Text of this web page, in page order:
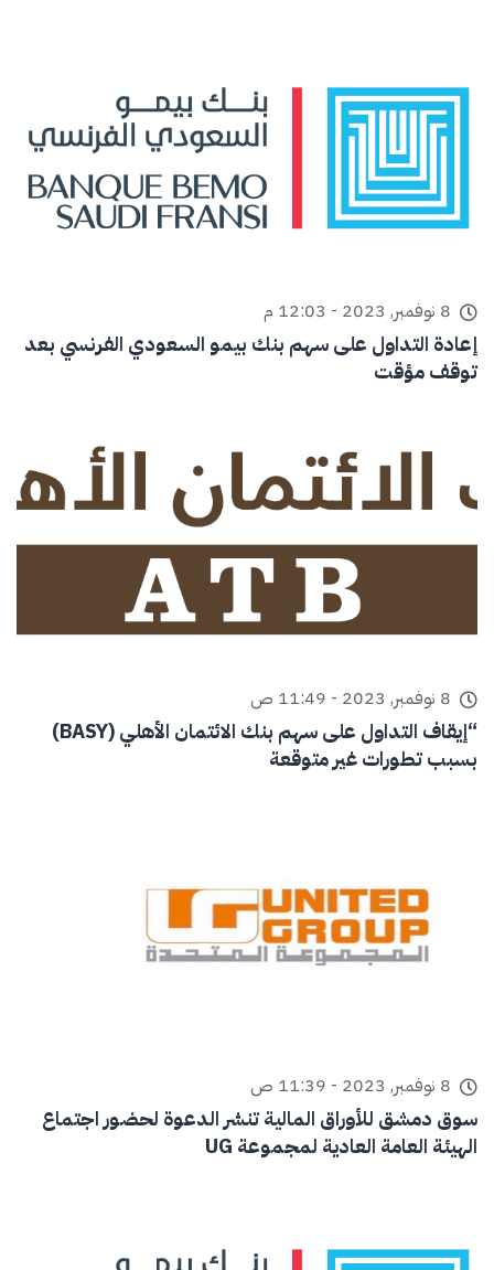
8 نوفمبر, 2023 - 12:03 م
إعادة التداول على سهم بنك بيمو السعودي الفرنسي بعد
توقف مؤقت
8 نوفمبر, 2023 - 11:49 ص
“إيقاف التداول على سهم بنك الائتمان الأهلي (BASY)
بسبب تطورات غير متوقعة
8 نوفمبر, 2023 - 11:39 ص
سوق دمشق للأوراق المالية تنشر الدعوة لحضور اجتماع
الهيئة العامة العادية لمجموعة UG